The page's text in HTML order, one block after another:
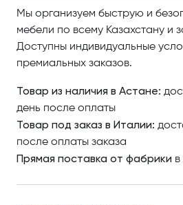
колоннами с
доминирующий изысканный
сусального золота —
искусства.
Чтобы купить итальянскую
компании Pregno, изучайте наш
где разнообразные модели
качественными фото,
модели и оформляйте заказ.
Мы организуем быструю и
мебели по всему Казахстану и
Доступны индивидуальные
премиальных заказов.
Товар из наличия в Астане:
день после оплаты
Товар под заказ в Италии:
после оплаты заказа
Прямая поставка от фабрики